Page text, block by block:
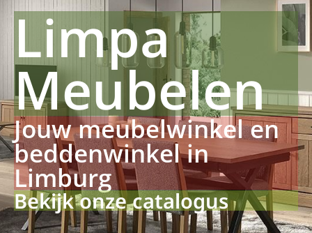
Limpa
Meubelen
Jouw meubelwinkel en
beddenwinkel in
Limburg
Bekijk onze catalogus